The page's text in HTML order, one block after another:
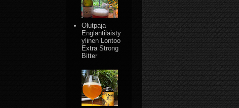
Olutpaja
Englantilaisty
ylinen Lontoo
Extra Strong
Bitter